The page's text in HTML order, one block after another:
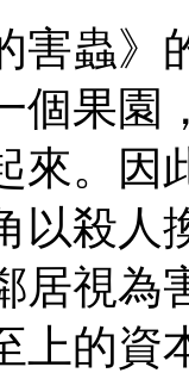
害蟲》
個果園
來。因
以殺人
居視為
上的資